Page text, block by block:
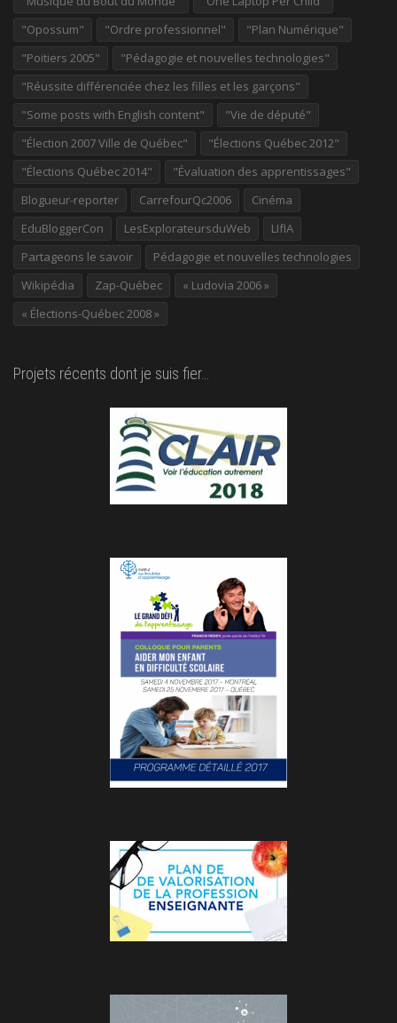
"Opossum"
"Ordre professionnel"
"Plan Numérique"
"Poitiers 2005"
"Pédagogie et nouvelles technologies"
"Réussite différenciée chez les filles et les garçons"
"Some posts with English content"
"Vie de député"
"Élection 2007 Ville de Québec"
"Élections Québec 2012"
"Élections Québec 2014"
"Évaluation des apprentissages"
Blogueur-reporter
CarrefourQc2006
Cinéma
EduBloggerCon
LesExplorateursduWeb
LIfIA
Partageons le savoir
Pédagogie et nouvelles technologies
Wikipédia
Zap-Québec
« Ludovia 2006 »
« Élections-Québec 2008 »
Projets récents dont je suis fier…